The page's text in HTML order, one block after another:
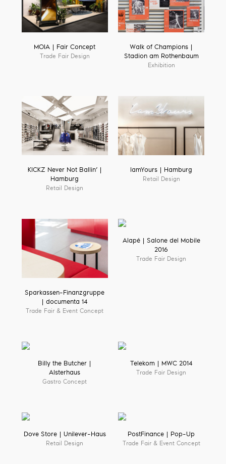
MOIA | Fair Concept
Trade Fair Design
Walk of Champions |
Stadion am Rothenbaum
Exhibition
KICKZ Never Not Ballin’ |
Hamburg
Retail Design
IamYours | Hamburg
Retail Design
Sparkassen-Finanzgruppe
| documenta 14
Trade Fair & Event Concept
Alapé | Salone del Mobile
2016
Trade Fair Design
Billy the Butcher |
Alsterhaus
Gastro Concept
Telekom | MWC 2014
Trade Fair Design
Dove Store | Unilever-Haus
Retail Design
PostFinance | Pop-Up
Trade Fair & Event Concept